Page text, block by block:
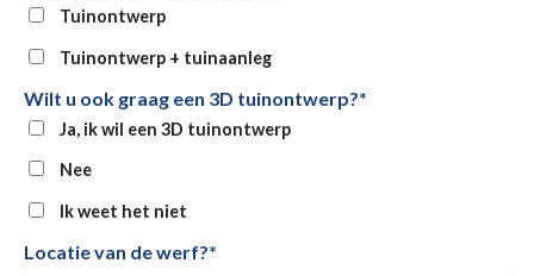
Tuinontwerp
Tuinontwerp + tuinaanleg
Wilt u ook graag een 3D tuinontwerp?*
Ja, ik wil een 3D tuinontwerp
Nee
Ik weet het niet
Locatie van de werf?*